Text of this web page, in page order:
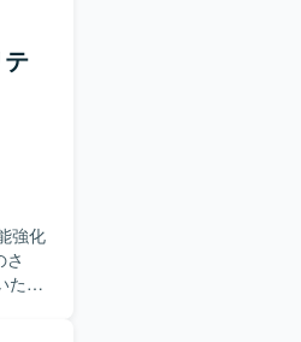
のあ
ト
プ
ご
お
け
め
な
況で
的
ロ
強化
ただ